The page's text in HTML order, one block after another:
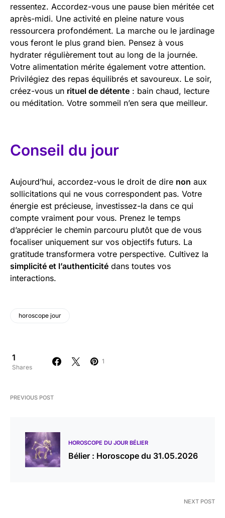
ressentez. Accordez-vous une pause bien méritée cet
après-midi. Une activité en pleine nature vous
ressourcera profondément. La marche ou le jardinage
vous feront le plus grand bien. Pensez à vous
hydrater régulièrement tout au long de la journée.
Votre alimentation mérite également votre attention.
Privilégiez des repas équilibrés et savoureux. Le soir,
créez-vous un rituel de détente : bain chaud, lecture
ou méditation. Votre sommeil n’en sera que meilleur.
Conseil du jour
Aujourd’hui, accordez-vous le droit de dire non aux
sollicitations qui ne vous correspondent pas. Votre
énergie est précieuse, investissez-la dans ce qui
compte vraiment pour vous. Prenez le temps
d’apprécier le chemin parcouru plutôt que de vous
focaliser uniquement sur vos objectifs futurs. La
gratitude transformera votre perspective. Cultivez la
simplicité et l’authenticité dans toutes vos
interactions.
horoscope jour
1
Shares
1
PREVIOUS POST
HOROSCOPE DU JOUR BÉLIER
Bélier : Horoscope du 31.05.2026
NEXT POST